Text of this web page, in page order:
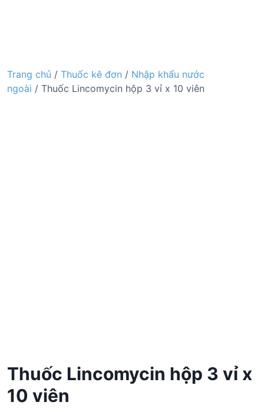
Trang chủ / Thuốc kê đơn / Nhập khẩu nước
ngoài / Thuốc Lincomycin hộp 3 vỉ x 10 viên
Thuốc Lincomycin hộp 3 vỉ x
10 viên